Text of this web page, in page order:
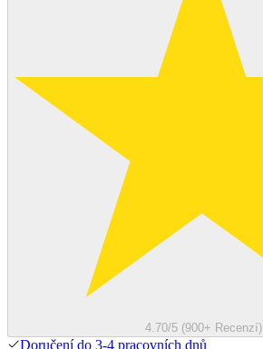
4.70/5 (900+ Recenzí)
Doručení do 3-4 pracovních dnů